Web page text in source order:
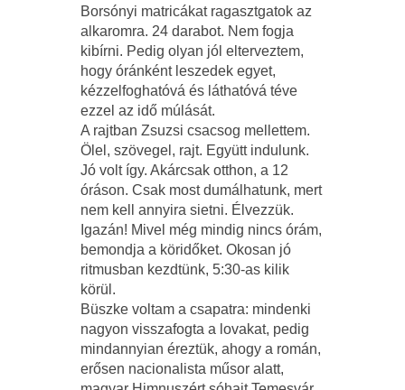
Borsónyi matricákat ragasztgatok az
alkaromra. 24 darabot. Nem fogja
kibírni. Pedig olyan jól elterveztem,
hogy óránként leszedek egyet,
kézzelfoghatóvá és láthatóvá téve
ezzel az idő múlását.
A rajtban Zsuzsi csacsog mellettem.
Ölel, szövegel, rajt. Együtt indulunk.
Jó volt így. Akárcsak otthon, a 12
óráson. Csak most dumálhatunk, mert
nem kell annyira sietni. Élvezzük.
Igazán! Mivel még mindig nincs órám,
bemondja a köridőket. Okosan jó
ritmusban kezdtünk, 5:30-as kilik
körül.
Büszke voltam a csapatra: mindenki
nagyon visszafogta a lovakat, pedig
mindannyian éreztük, ahogy a román,
erősen nacionalista műsor alatt,